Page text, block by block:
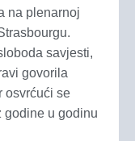
na plenarnoj
savjesti,
govorila
osvrćući se
godine u godinu